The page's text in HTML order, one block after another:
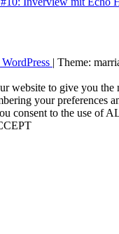
| Theme:
website to give you the
your preferences
consent to the use of